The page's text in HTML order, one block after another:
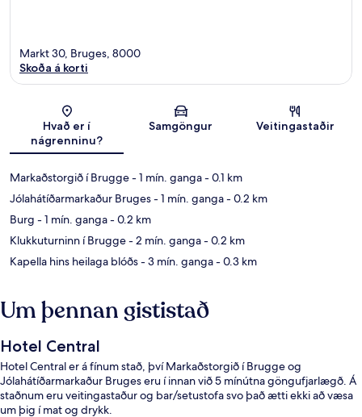
Kort
Markt 30, Bruges, 8000
Skoða á korti
Hvað er í
nágrenninu?
Samgöngur Veitingastaðir
Markaðstorgið í Brugge- 1 mín. ganga- 0.1 km
Jólahátíðarmarkaður Bruges- 1 mín. ganga- 0.2 km
Burg - 1 mín. ganga- 0.2 km
Klukkuturninn í Brugge- 2 mín. ganga- 0.2 km
Kapella hins heilaga blóðs- 3 mín. ganga- 0.3 km
Um þennan gististað
Hotel Central
Hotel Central er á fínum stað, því Markaðstorgið í Brugge og
Jólahátíðarmarkaður Bruges eru í innan við 5 mínútna göngufjarlægð. Á
staðnum eru veitingastaður og bar/setustofa svo það ætti ekki að væsa
um þig í mat og drykk.